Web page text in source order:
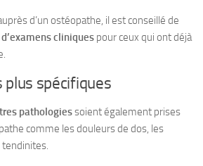
d’un ostéopathe, il est conseillé de
cliniques pour ceux qui ont déjà
plus spécifiques
pathologiessoient également prises
comme les douleurs de dos, les
tendinites.